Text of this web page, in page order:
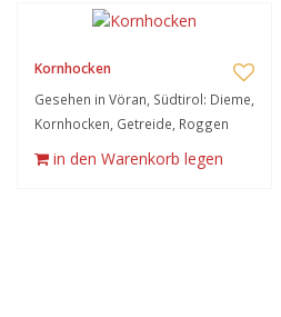
Kornhocken
Gesehen in Vöran, Südtirol: Dieme,
Kornhocken, Getreide, Roggen
in den Warenkorb legen